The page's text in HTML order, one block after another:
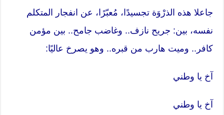
جاعلا هذه الذرْوَة تجسيدًا، مُعبّرًا، عن انفجار المتكلم
نفسه، بين: جريح نازف.. وغاضب جامح.. بين مؤمن
كافر.. وميت هارب من قبره.. وهو يصرخ عاليًا:
آخ يا وطني
آخ يا وطني